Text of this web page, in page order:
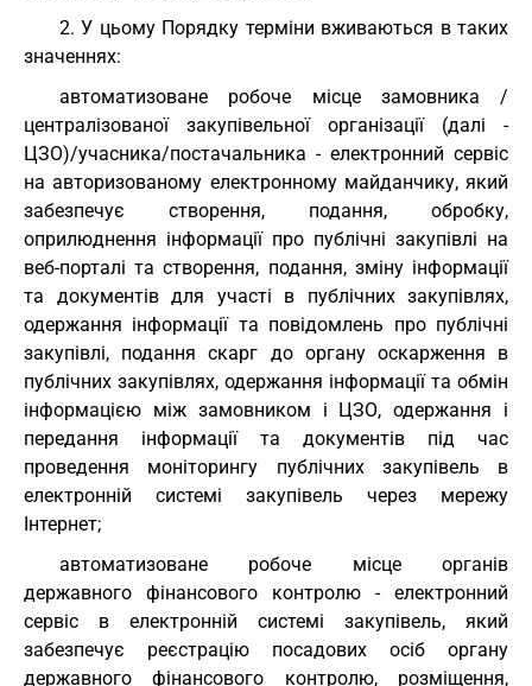
2. У цьому Порядку терміни вживаються в таких
значеннях:
автоматизоване робоче місце замовника /
централізованої закупівельної організації (далі -
ЦЗО)/учасника/постачальника - електронний сервіс
на авторизованому електронному майданчику, який
забезпечує створення, подання, обробку,
оприлюднення інформації про публічні закупівлі на
веб-порталі та створення, подання, зміну інформації
та документів для участі в публічних закупівлях,
одержання інформації та повідомлень про публічні
закупівлі, подання скарг до органу оскарження в
публічних закупівлях, одержання інформації та обмін
інформацією між замовником і ЦЗО, одержання і
передання інформації та документів під час
проведення моніторингу публічних закупівель в
електронній системі закупівель через мережу
Інтернет;
автоматизоване робоче місце органів
державного фінансового контролю - електронний
сервіс в електронній системі закупівель, який
забезпечує реєстрацію посадових осіб органу
державного фінансового контролю, розміщення,